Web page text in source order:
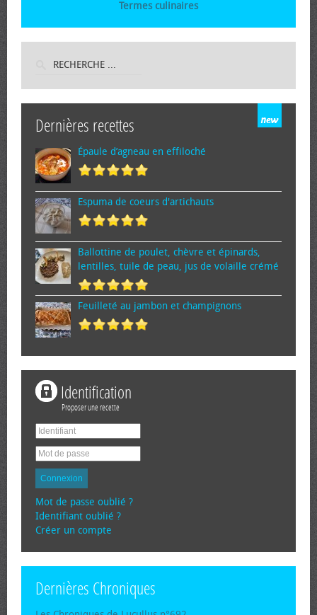
Termes culinaires
Dernières recettes
Épaule d’agneau en effiloché
Espuma de cœurs d'artichauts
Ballottine de poulet, chèvre et épinards,
lentilles, tuile de peau, jus de volaille crémé
Feuilleté au jambon et champignons
Identification
Proposer une recette
Connexion
Mot de passe oublié ?
Identifiant oublié ?
Créer un compte
Dernières Chroniques